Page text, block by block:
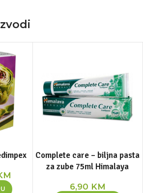
Complete care – biljna pasta
za zube 75ml Himalaya
6,90 KM